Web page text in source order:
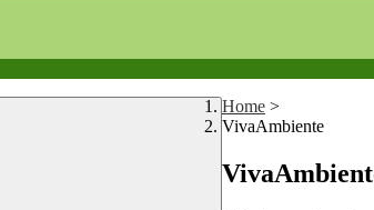
Home >
VivaAmbiente